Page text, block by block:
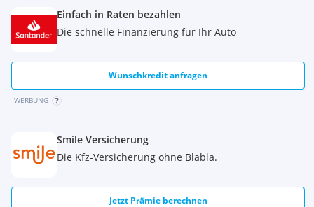
Einfach in Raten bezahlen
Die schnelle Finanzierung für Ihr Auto
Wunschkredit anfragen
WERBUNG
Smile Versicherung
Die Kfz-Versicherung ohne Blabla.
Jetzt Prämie berechnen